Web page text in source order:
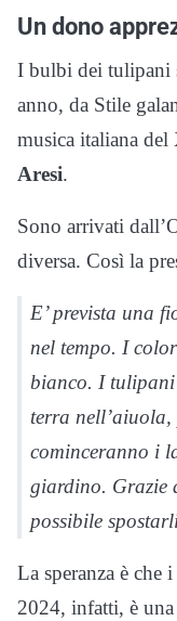
Un dono
I bulbi dei tulipani
anno, da Stile
musica italiana
Aresi.
Sono arrivati
diversa. Così la
E’ prevista una
nel tempo. I
bianco. I tulipani
terra nell’aiuola,
cominceranno i
giardino. Grazie
possibile
La speranza è
2024, infatti, è